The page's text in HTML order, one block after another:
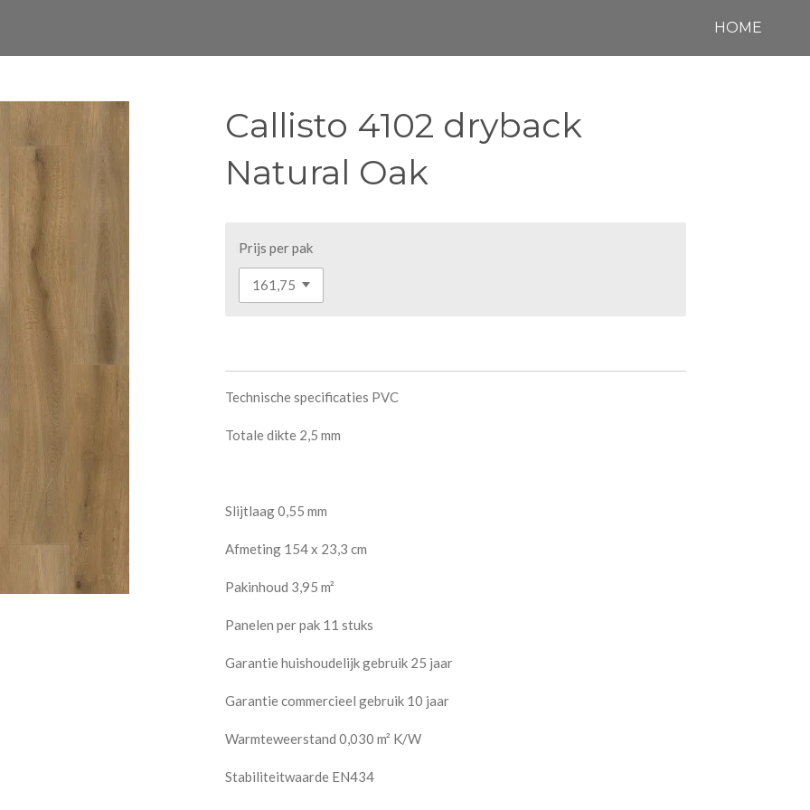
HOME
Callisto 4102 dryback
Natural Oak
Prijs per pak
Technische specificaties PVC
Totale dikte 2,5 mm
Slijtlaag 0,55 mm
Afmeting 154 x 23,3 cm
Pakinhoud 3,95 m²
Panelen per pak 11 stuks
Garantie huishoudelijk gebruik 25 jaar
Garantie commercieel gebruik 10 jaar
Warmteweerstand 0,030 m² K/W
Stabiliteitwaarde EN434